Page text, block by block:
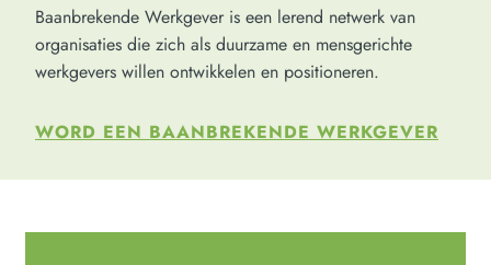
Baanbrekende Werkgever is een lerend netwerk van
organisaties die zich als duurzame en mensgerichte
werkgevers willen ontwikkelen en positioneren.
WORD EEN BAANBREKENDE WERKGEVER